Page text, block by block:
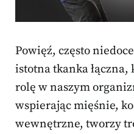
Powięź, często
istotna tkanka łączna,
rolę w naszym
wspierając mięśnie,
wewnętrzne, tworzy